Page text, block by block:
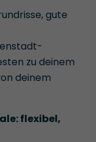
gute
zu deinem
deinem
flexibel,